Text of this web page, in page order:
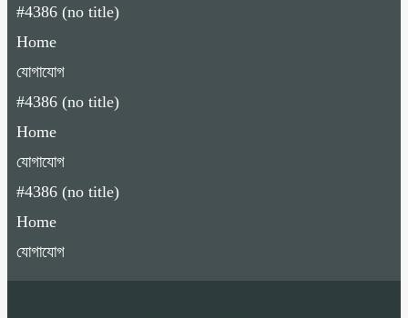
#4386 (no title)
Home
যোগাযোগ
#4386 (no title)
Home
যোগাযোগ
#4386 (no title)
Home
যোগাযোগ